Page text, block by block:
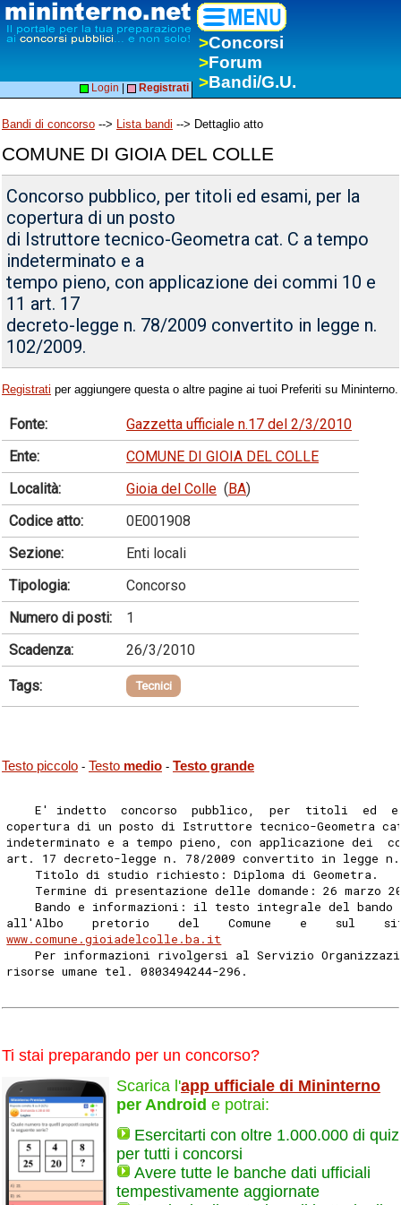
>Concorsi
>Forum
>Bandi/G.U.
Login Registrati
Bandi di concorso --> Lista bandi --> Dettaglio atto
COMUNE DI GIOIA DEL COLLE
Concorso pubblico, per titoli ed esami, per la
copertura di un posto
di Istruttore tecnico-Geometra cat. C a tempo
indeterminato e a
tempo pieno, con applicazione dei commi 10 e
11 art. 17
decreto-legge n. 78/2009 convertito in legge n.
102/2009.
Registrati per aggiungere questa o altre pagine ai tuoi Preferiti su Mininterno.
Fonte:
Gazzetta ufficiale n.17 del 2/3/2010
Ente:
COMUNE DI GIOIA DEL COLLE
Località:
Gioia del Colle (BA)
Codice atto:
0E001908
Sezione:
Enti locali
Tipologia:
Concorso
Numero di posti:
1
Scadenza:
26/3/2010
Tags: Tecnici
Testo piccolo - Testo medio - Testo grande
E' indetto  concorso  pubblico,  per  titoli  ed
copertura di un posto di Istruttore tecnico-Geometra
indeterminato e a tempo pieno, con applicazione dei
art. 17 decreto-legge n. 78/2009 convertito in legge
    Titolo di studio richiesto: Diploma di Geometra.
Termine di presentazione delle domande: 26 marzo
Bando e informazioni: il testo integrale del bando
all'Albo    pretorio    del    Comune    e    sul
www.comune.gioiadelcolle.ba.it
Per informazioni rivolgersi al Servizio
risorse umane tel. 0803494244-296.
Ti stai preparando per un concorso?
Scarica l'app ufficiale di Mininterno
per Android e potrai:
Esercitarti con oltre 1.000.000 di quiz
per tutti i concorsi
Avere tutte le banche dati ufficiali
tempestivamente aggiornate